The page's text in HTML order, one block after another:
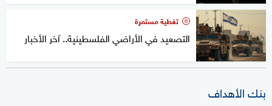
تغطية مستمرة
التصعيد في الأراضي الفلسطينية.. آخر الأخبار
بنك الأهداف